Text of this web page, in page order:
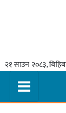
२१ साउन २०८३,
समाचार
मुख्य
समाचार